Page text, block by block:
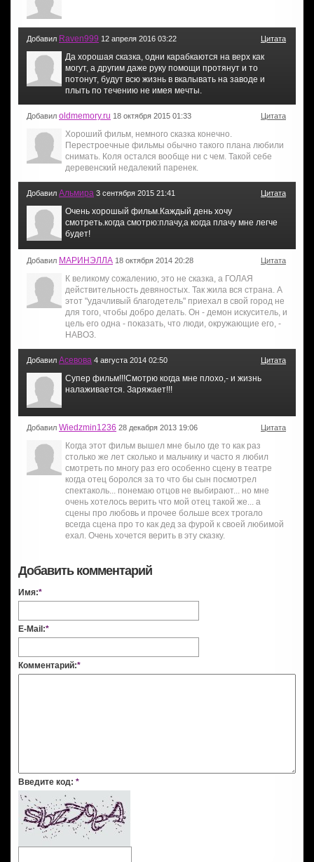
Добавил Raven999 12 апреля 2016 03:22 Цитата
Да хорошая сказка, одни карабкаются на верх как
могут, а другим даже руку помощи протянут и то
потонут, будут всю жизнь в вкалывать на заводе и
плыть по течению не имея мечты.
Добавил oldmemory.ru 18 октября 2015 01:33 Цитата
Хороший фильм, немного сказка конечно.
Перестроечные фильмы обычно такого плана любили
снимать. Коля остался вообще ни с чем. Такой себе
деревенский недалекий паренек.
Добавил Альмира 3 сентября 2015 21:41 Цитата
Очень хорошый фильм.Каждый день хочу
смотреть.когда смотрю:плачу,а когда плачу мне легче
будет!
Добавил МАРИНЭЛЛА 18 октября 2014 20:28 Цитата
К великому сожалению, это не сказка, а ГОЛАЯ
действительность девяностых. Так жила вся страна. А
этот "удачливый благодетель" приехал в свой город не
для того, чтобы добро делать. Он - демон искуситель, и
цель его одна - показать, что люди, окружающие его, -
НАВОЗ.
Добавил Асевова 4 августа 2014 02:50 Цитата
Супер фильм!!!Смотрю когда мне плохо,- и жизнь
налаживается. Заряжает!!!
Добавил Wiedzmin1236 28 декабря 2013 19:06 Цитата
Когда этот фильм вышел мне было где то как раз
столько же лет сколько и мальчику и часто я любил
смотреть по многу раз его особенно сцену в театре
когда отец боролся за то что бы сын посмотрел
спектаколь... понемаю отцов не выбирают... но мне
очень хотелось верить что мой отец такой же... а
сцены про любовь и прочее больше всех трогало
всегда сцена про то как дед за фурой к своей любимой
ехал. Очень хочется верить в эту сказку.
Добавить комментарий
Имя:*
E-Mail:*
Комментарий:*
Введите код: *